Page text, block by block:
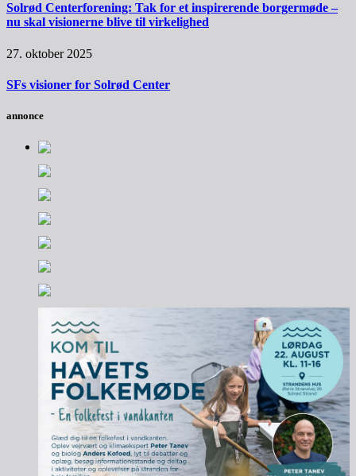
Solrød Centerforening: Tak for et inspirerende borgermøde –
nu skal visionerne blive til virkelighed
27. oktober 2025
SFs visioner for Solrød Center
annonce